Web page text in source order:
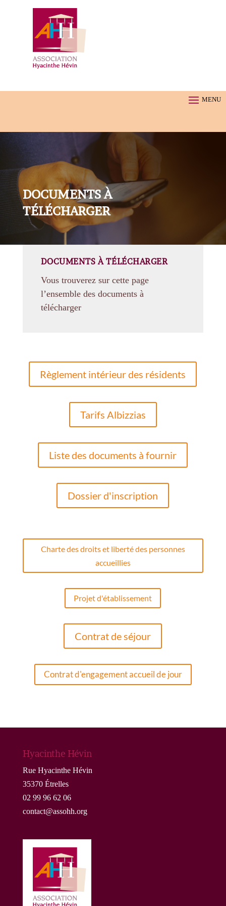
DOCUMENTS À
TÉLÉCHARGER
DOCUMENTS À TÉLÉCHARGER
Vous trouverez sur cette page
l’ensemble des documents à
télécharger
Règlement intérieur des résidents
Tarifs Albizzias
Liste des documents à fournir
Dossier d'inscription
Charte des droits et liberté des personnes
accueillies
Projet d'établissement
Contrat de séjour
Contrat d'engagement accueil de jour
Hyacinthe Hévin
Rue Hyacinthe Hévin
35370 Étrelles
02 99 96 62 06
contact@assohh.org